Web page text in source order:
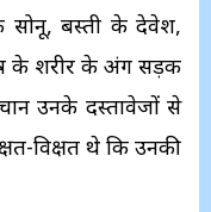
सोनू, बस्ती के देवेश,
के शरीर के अंग सड़क
उनके दस्तावेजों से
विक्षत थे कि उनकी